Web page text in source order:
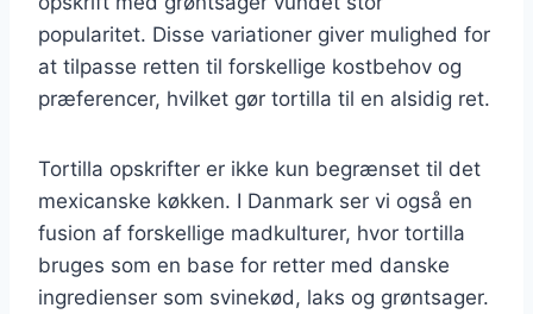
popularitet. Disse variationer giver mulighed for
at tilpasse retten til forskellige kostbehov og
præferencer, hvilket gør tortilla til en alsidig ret.
Tortilla opskrifter er ikke kun begrænset til det
mexicanske køkken. I Danmark ser vi også en
fusion af forskellige madkulturer, hvor tortilla
bruges som en base for retter med danske
ingredienser som svinekød, laks og grøntsager.